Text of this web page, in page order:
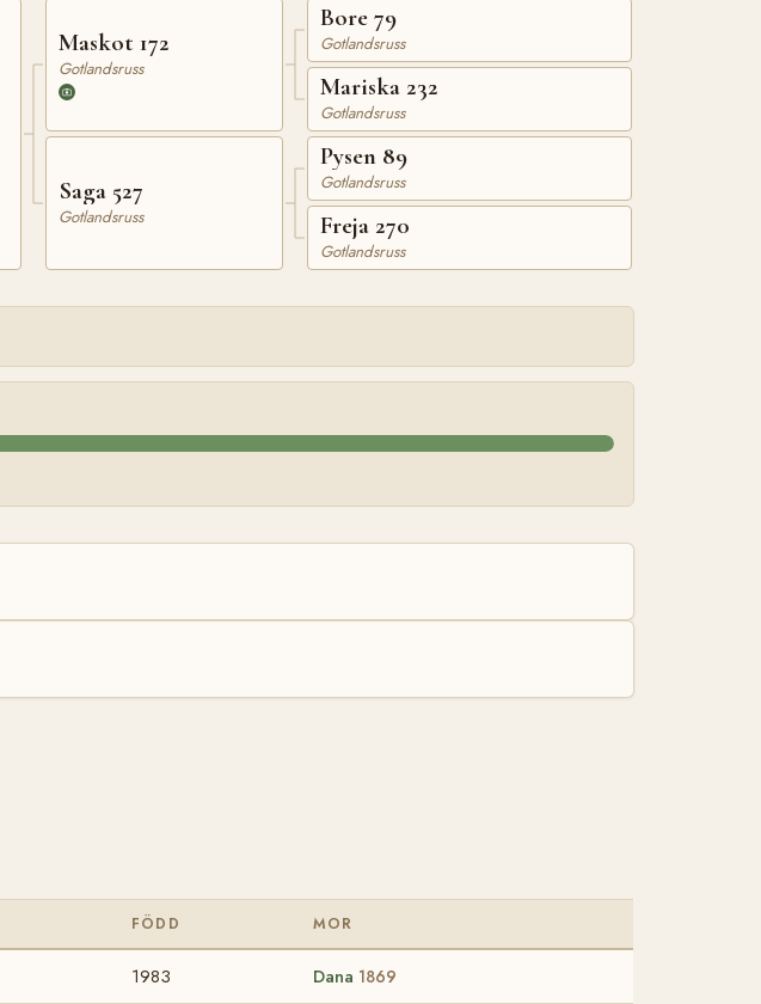
Maskot 172
Gotlandsruss
Saga 527
Gotlandsruss
Bore 79
Gotlandsruss
Mariska 232
Gotlandsruss
Pysen 89
Gotlandsruss
Freja 270
Gotlandsruss
FÖDD MOR
1983 Dana 1869